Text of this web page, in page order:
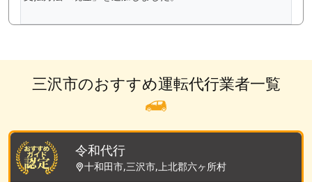
三沢市のおすすめ運転代行業者一覧
令和代行
十和田市,三沢市,上北郡六ヶ所村